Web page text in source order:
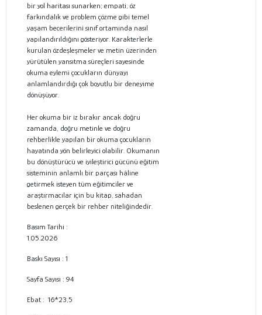
bir yol haritası sunarken; empati, öz
farkındalık ve problem çözme gibi temel
yaşam becerilerini sınıf ortamında nasıl
yapılandırıldığını gösteriyor. Karakterlerle
kurulan özdeşleşmeler ve metin üzerinden
yürütülen yansıtma süreçleri sayesinde
okuma eylemi çocukların dünyayı
anlamlandırdığı çok boyutlu bir deneyime
dönüşüyor.
Her okuma bir iz bırakır ancak doğru
zamanda, doğru metinle ve doğru
rehberlikle yapılan bir okuma çocukların
hayatında yön belirleyici olabilir. Okumanın
bu dönüştürücü ve iyileştirici gücünü eğitim
sisteminin anlamlı bir parçası hâline
getirmek isteyen tüm eğitimciler ve
araştırmacılar için bu kitap, sahadan
beslenen gerçek bir rehber niteliğindedir.
Basım Tarihi :
1.05.2026
Baskı Sayısı : 1
Sayfa Sayısı : 94
Ebat : 16*23,5